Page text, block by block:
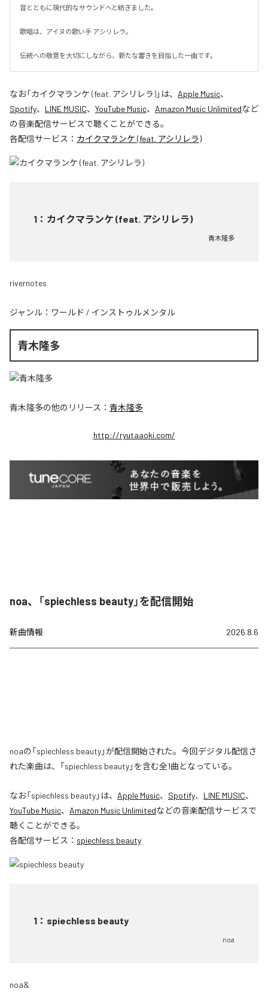
音とともに現代的なサウンドへと紡ぎました。
歌唱は、アイヌの歌い手 アシリレラ。
伝統への敬意を大切にしながら、新たな響きを目指した一曲です。
なお「カイクマランケ (feat. アシリレラ)」は、 Apple Music、
Spotify、 LINE MUSIC、 YouTube Music、 Amazon Music Unlimitedなど
の音楽配信サービスで聴くことができる。
各配信サービス： カイクマランケ (feat. アシリレラ)
1 ： カイクマランケ (feat. アシリレラ)
青木隆多
rivernotes
ジャンル： ワールド / インストゥルメンタル
青木隆多
青木隆多の他のリリース： 青木隆多
http://ryutaaoki.com/
noa、「spiechless beauty」を配信開始
新曲情報 2026.8.6
noaの「spiechless beauty」が配信開始された。今回デジタル配信さ
れた楽曲は、「spiechless beauty」を含む全1曲となっている。
なお「spiechless beauty」は、 Apple Music、 Spotify、 LINE MUSIC、
YouTube Music、 Amazon Music Unlimitedなどの音楽配信サービスで
聴くことができる。
各配信サービス： spiechless beauty
1 ： spiechless beauty
noa
noa&